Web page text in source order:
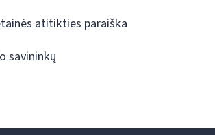
atitikties paraiška
savininkų